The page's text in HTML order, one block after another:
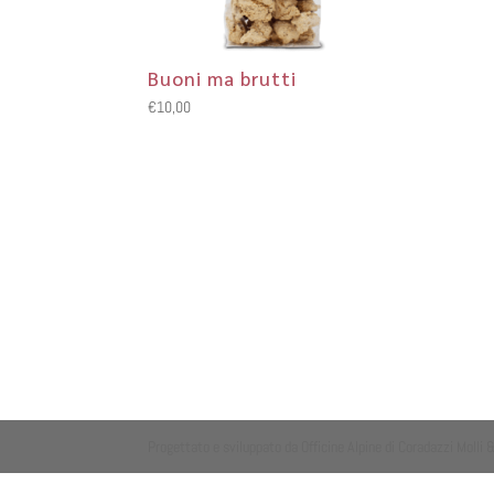
Buoni ma brutti
€10,00